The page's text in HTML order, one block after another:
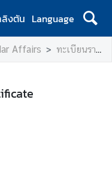
ลิงตัน Language
Affairs ทะเบียนราษฏร์ / REGISTRATION